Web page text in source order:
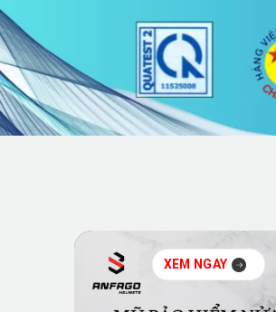
XEM NGAY